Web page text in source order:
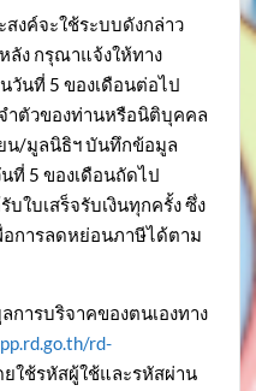
งค์จะใช้ระบบดังกล่าว
ลัง กรุณาแจ้งให้ทาง
วันที่ 5 ของเดือนต่อไป
ำตัวของท่านหรือนิติบุคคล
ยน/มูลนิธิฯ บันทึกข้อมูล
ที่ 5 ของเดือนถัดไป
บใบเสร็จรับเงินทุกครั้ง ซึ่ง
อการลดหย่อนภาษีได้ตาม
ารบริจาคของตนเองทาง
rd-
ยใช้รหัสผู้ใช้และรหัสผ่าน